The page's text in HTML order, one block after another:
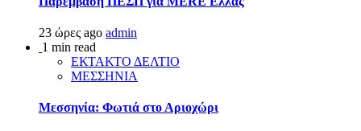
23 ώρες ago admin
1 min read
ΕΚΤΑΚΤΟ ΔΕΛΤΙΟ
ΜΕΣΣΗΝΙΑ
Μεσσηνία: Φωτιά στο Αριοχώρι